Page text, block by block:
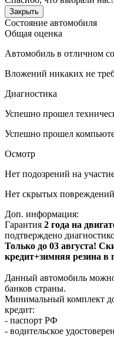
Закрыть
Состояние автомобиля
Общая оценка
Автомобиль в отличном
Вложений никаких не
Диагностика
Успешно прошел
Успешно прошел
Осмотр
Нет подозрений на
Нет скрытых повреждений
Доп. информация:
Гарантия 2 года на
подтверждено
Только до 03 августа!
кредит+зимняя резина в
Данный автомобиль
банков страны.
Минимальный комплект
кредит:
- паспорт РФ
- водительское